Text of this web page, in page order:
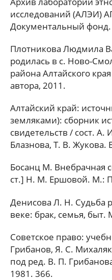
исследований (АЛЭИ)
Документальный фонд.
Плотникова Людмила
родилась в с. Ново-
района Алтайского
автора, 2011.
Алтайский край:
земляками): сборник
свидетельств / сост.
Блазнова, Т. В. Жукова.
Босанц М. Внебрачная
ст.] Н. М. Ершовой. М.:
Денисова Л. Н. Судьба
веке: брак, семья,
Советское право:
Грибанов, Я. С.
под ред. В. П.
1981. 366.